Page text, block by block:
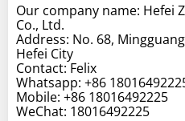
Our company name: Hefei
Co., Ltd.
Address: No. 68,
Hefei City
Contact: Felix
Whatsapp: +86
Mobile: +86 18016492225
WeChat: 18016492225